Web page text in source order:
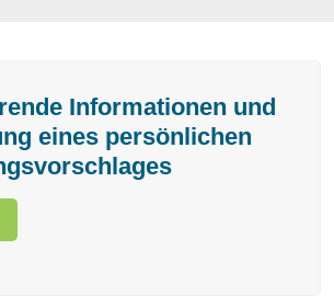
Informationen und
eines persönlichen